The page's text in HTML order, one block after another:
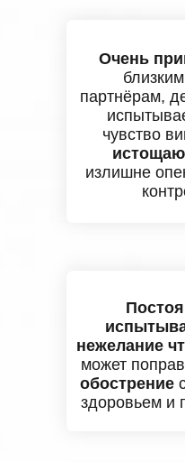
Очень
партнёрам,
чувство
излишне
нежелание
может
обострение
здоровьем и